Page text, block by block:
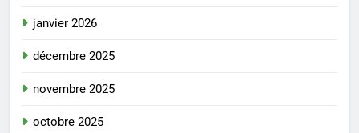
janvier 2026
décembre 2025
novembre 2025
octobre 2025